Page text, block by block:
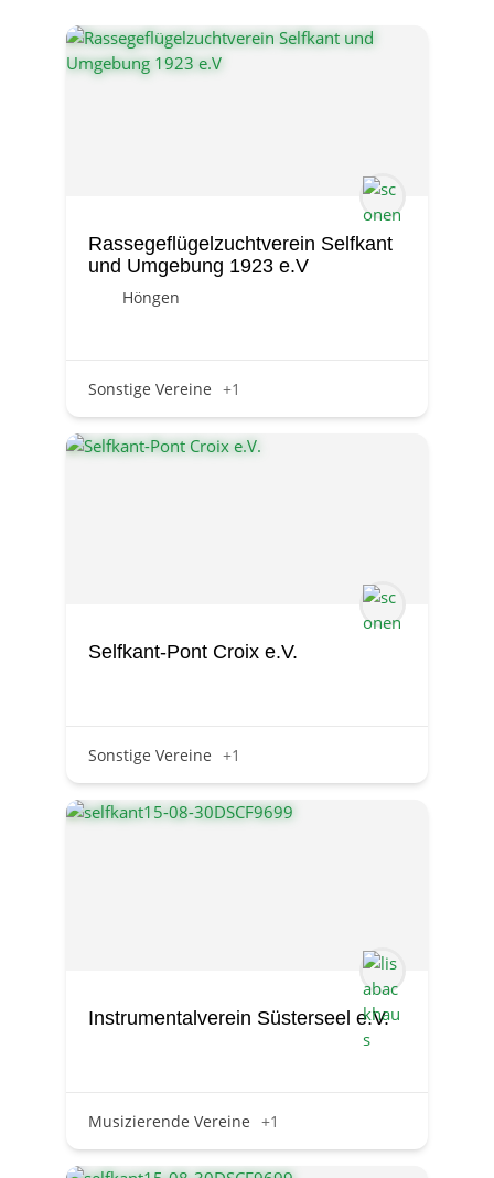
Rassegeflügelzuchtverein Selfkant
und Umgebung 1923 e.V
Höngen
Sonstige Vereine +1
Selfkant-Pont Croix e.V.
Sonstige Vereine +1
Instrumentalverein Süsterseel e.V.
Musizierende Vereine +1